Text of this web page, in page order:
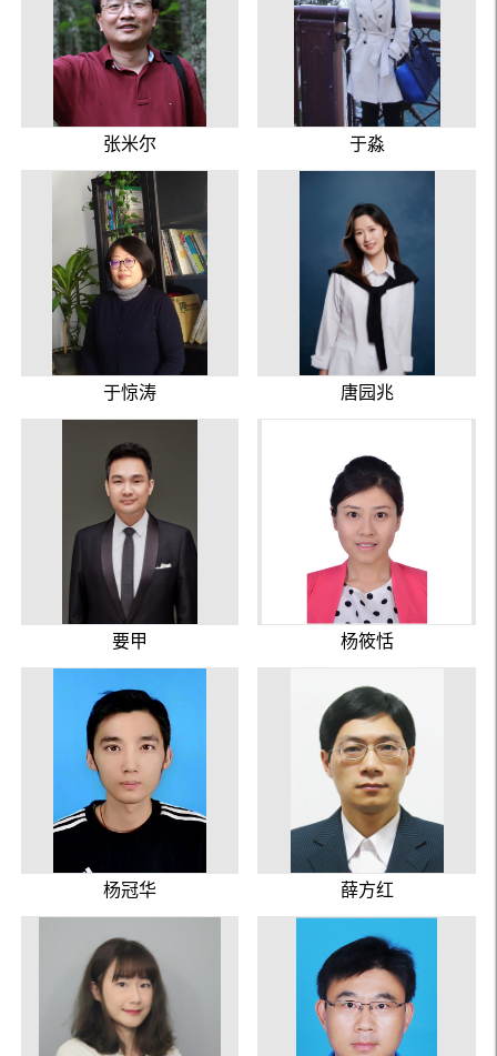
张米尔 于淼
于惊涛 唐园兆
要甲 杨筱恬
杨冠华 薛方红